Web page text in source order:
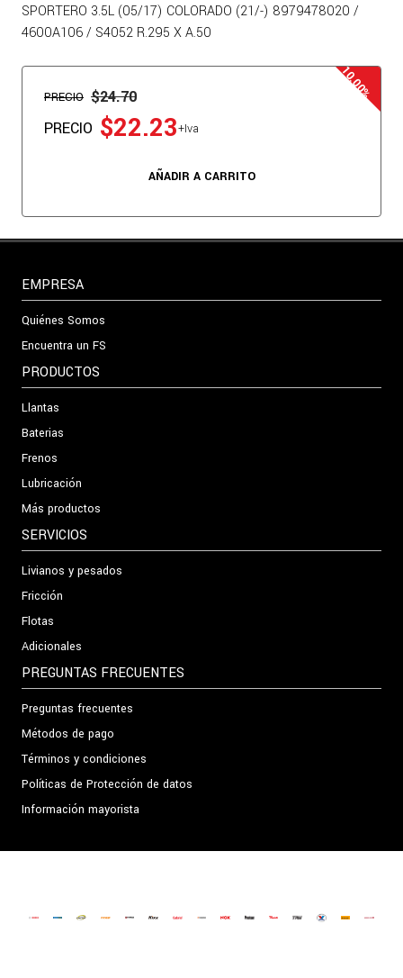
SPORTERO 3.5L (05/17) COLORADO (21/-) 8979478020 /
4600A106 / S4052 R.295 X A.50
PRECIO $24.70
PRECIO $22.23+Iva
AÑADIR A CARRITO
EMPRESA
Quiénes Somos
Encuentra un FS
PRODUCTOS
Llantas
Baterias
Frenos
Lubricación
Más productos
SERVICIOS
Livianos y pesados
Fricción
Flotas
Adicionales
PREGUNTAS FRECUENTES
Preguntas frecuentes
Métodos de pago
Términos y condiciones
Políticas de Protección de datos
Información mayorista